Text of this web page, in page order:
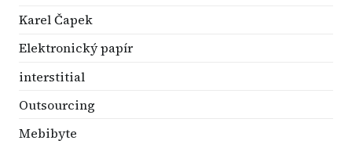
Karel Čapek
Elektronický papír
interstitial
Outsourcing
Mebibyte